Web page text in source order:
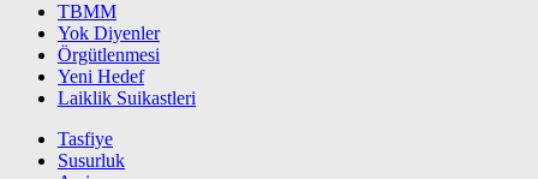
TBMM
Yok Diyenler
Örgütlenmesi
Yeni Hedef
Laiklik Suikastleri
Tasfiye
Susurluk